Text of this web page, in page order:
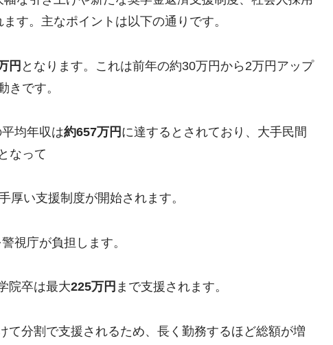
す。主なポイントは以下の通りです。
円 となります。これは前年の約30万円から2万円アップ
きです。
均年収は約657万円 に達するとされており、大手民間
なって
厚い支援制度が開始されます。
警視庁が負担します。
院卒は最大225万円 まで支援されます。
て分割で支援されるため、長く勤務するほど総額が増